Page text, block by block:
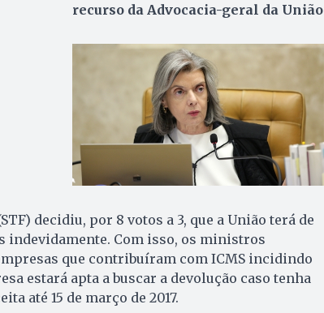
recurso da Advocacia-geral da União
decidiu, por 8 votos a 3, que a União terá de
Com isso, os ministros
que contribuíram com ICMS incidindo
estará apta a buscar a devolução caso tenha
até 15 de março de 2017.